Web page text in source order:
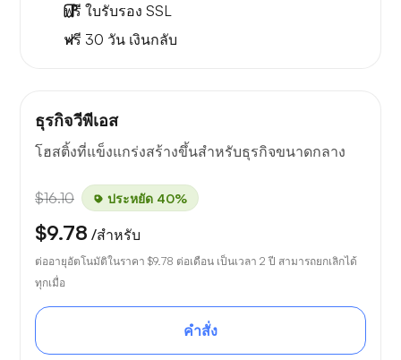
ฟรี ใบรับรอง SSL
ฟรี 30 วัน เงินกลับ
ธุรกิจวีพีเอส
โฮสติ้งที่แข็งแกร่งสร้างขึ้นสำหรับธุรกิจขนาดกลาง
$16.10 ประหยัด 40%
$9.78 /สำหรับ
ต่ออายุอัตโนมัติในราคา $9.78 ต่อเดือน เป็นเวลา 2 ปี สามารถยกเลิกได้
ทุกเมื่อ
คำสั่ง